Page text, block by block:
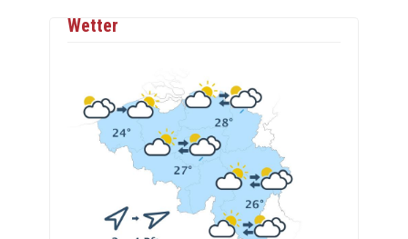
Wetter